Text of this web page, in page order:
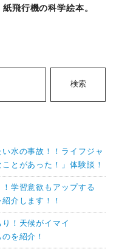
飛行機の科学絵本。
検索
水の事故！！ライフジャ
とがあった！」体験談！
学習意欲もアップする
介します！！
！天候がイマイ
を紹介！